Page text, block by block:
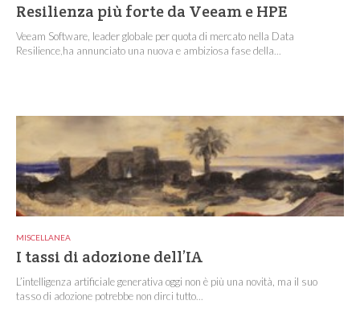
Resilienza più forte da Veeam e HPE
Veeam Software, leader globale per quota di mercato nella Data
Resilience,ha annunciato una nuova e ambiziosa fase della...
MISCELLANEA
I tassi di adozione dell’IA
L’intelligenza artificiale generativa oggi non è più una novità, ma il suo
tasso di adozione potrebbe non dirci tutto...